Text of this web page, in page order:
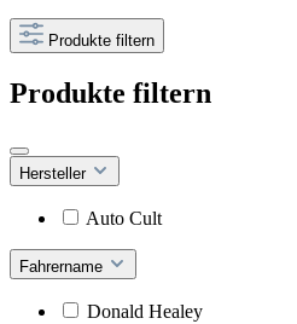
Produkte filtern
Produkte filtern
Hersteller
Auto Cult
Fahrername
Donald Healey